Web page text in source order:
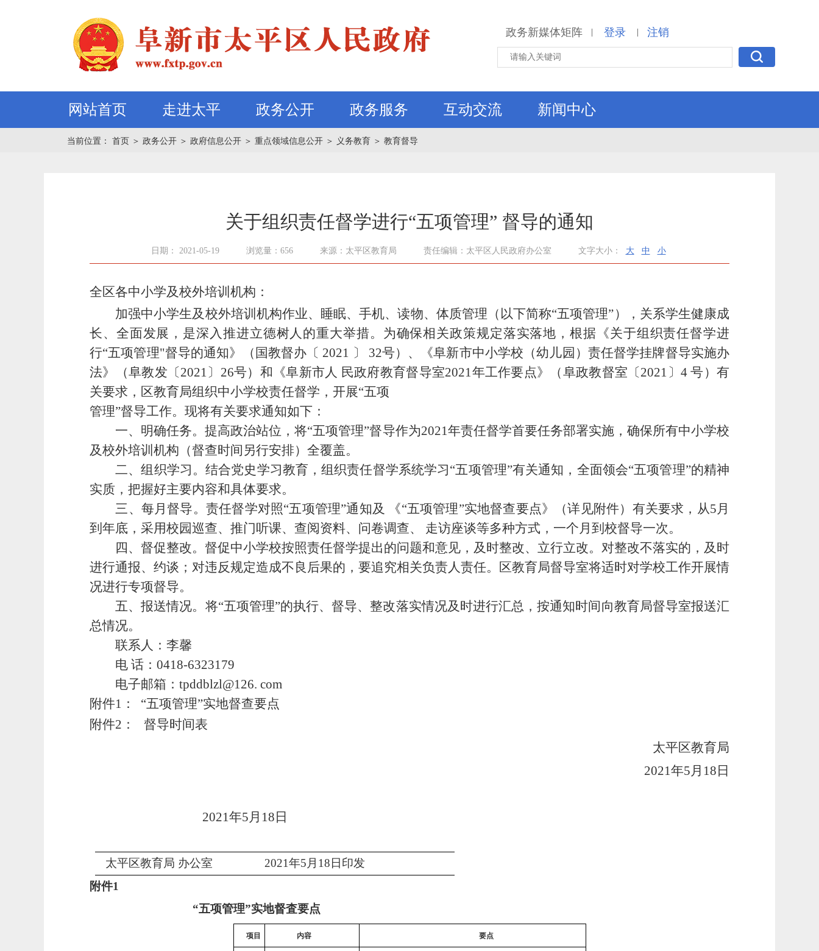
政务新媒体矩阵 | 登录 | 注销
网站首页 走进太平 政务公开 政务服务 互动交流 新闻中心
当前位置： 首页 ＞ 政务公开 ＞ 政府信息公开 ＞ 重点领域信息公开 ＞ 义务教育 ＞ 教育督导
关于组织责任督学进行“五项管理” 督导的通知
日期： 2021-05-19 浏览量：656 来源：太平区教育局 责任编辑：太平区人民政府办公室 文字大小： 大 中 小
全区各中小学及校外培训机构：
加强中小学生及校外培训机构作业、睡眠、手机、读物、体质管理（以下简称“五项管理”），关系学生健康成
长、全面发展，是深入推进立德树人的重大举措。为确保相关政策规定落实落地，根据《关于组织责任督学进
行“五项管理"督导的通知》（国教督办〔 2021 〕 32号）、《阜新市中小学校（幼儿园）责任督学挂牌督导实施办
法》（阜教发〔2021〕 26号）和《阜新市人 民政府教育督导室2021年工作要点》（阜政教督室〔2021〕4 号）有
关要求， 区教育局组织中小学校责任督学 ， 开展“五项
管理”督导工作。现将有关要求通知如下：
一、明确任务。提高政治站位，将“五项管理”督导作为2021年责任督学首要任务部署实施，确保所有中小学校
及校外培训机构（督查时间另行安排） 全覆盖。
二、组织学习。结合党史学习教育，组织责任督学系统学习“五项管理”有关通知，全面领会“五项管理”的精神
实质，把握好主要内容和具体要求。
三、 每月督导。责任督学对照“五项管理”通知及 《“五项管理”实地督查要点》（详见附件）有关要求，从5月
到年底，采用校园巡查、推门听课、查阅资料、问卷调查、 走访座谈等多种方式，一个月到校督导一次。
四、 督促整改。督促中小学校按照责任督学提出的问题和意见，及时整改、立行立改。对整改不落实的，及时
进行通报、约谈；对违反规定造成不良后果的，要追究相关负责人责任。
区教育局督导室将适时对学校工作开展情
况进行专项督导。
五、报送情况。将“五项管理”的执行、督导、整改落实情况及时进行汇总，按通知时间向教育局督导室报送汇
总情况。
联系人： 李馨
电 话： 0418-6323179
电子邮箱： tpddblzl@126. com
附件1： “五项管理”实地督查要点
附件2： 督导时间表
太平区教育局
2021年5月18日
2021年5月18日
太平区教育局 办公室 2021年5 月 18 日印发
附件1
“五项管理”实地督査要点
项目 内容 要点